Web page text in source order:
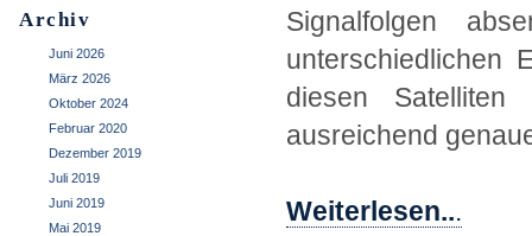
Archiv
Juni 2026
März 2026
Oktober 2024
Februar 2020
Dezember 2019
Juli 2019
Juni 2019
Mai 2019
Signalfolgen
unterschiedlichen
diesen
ausreichend
Weiterlesen...